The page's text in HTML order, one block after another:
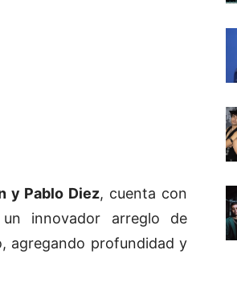
y Pablo Diez, cuenta con
innovador arreglo de
agregando profundidad y